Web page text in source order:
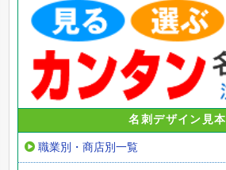
名刺デザイン見本
職業別・商店別一覧